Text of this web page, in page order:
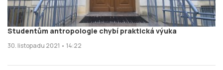
Studentům antropologie chybí praktická výuka
30. listopadu 2021 • 14:22